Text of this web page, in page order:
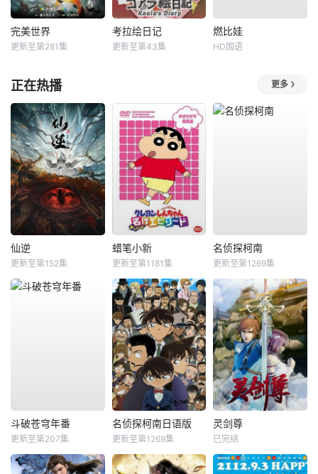
完美世界
更新至第281集
考拉绘日记
更新至第43集
燃比娃
HD国语
正在热播 更多
仙逆
更新至第152集
蜡笔小新
更新至第1181集
名侦探柯南
更新至第1269集
斗破苍穹年番
更新至第207集
名侦探柯南日语版
更新至第1269集
灵剑尊
已完结